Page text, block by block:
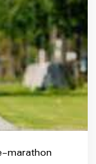
marathon